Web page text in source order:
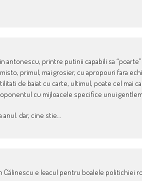
antonescu, printre putinii capabili sa
primul, mai grosier, cu apropouri fara
de baiat cu carte, ultimul, poate cel mai
cu mijloacele specifice unui
dar, cine stie…
Călinescu e leacul pentru boalele politichiei